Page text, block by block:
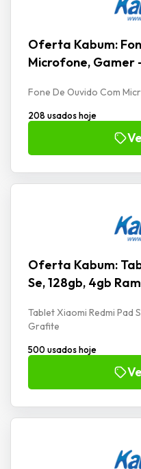
Oferta Kabum:
Microfone, Gamer
Fone De Ouvido Com
208 usados hoje
Oferta Kabum:
Se, 128gb, 4gb
Tablet Xiaomi Redmi Pad
Grafite
500 usados hoje